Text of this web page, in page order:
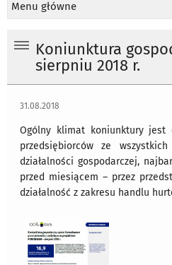
Menu główne
Koniunktura
sierpniu 2018 r.
31.08.2018
Ogólny klimat koniunktury jest
przedsiębiorców ze
działalności gospodarczej,
przed miesiącem – przez
działalność z zakresu handlu